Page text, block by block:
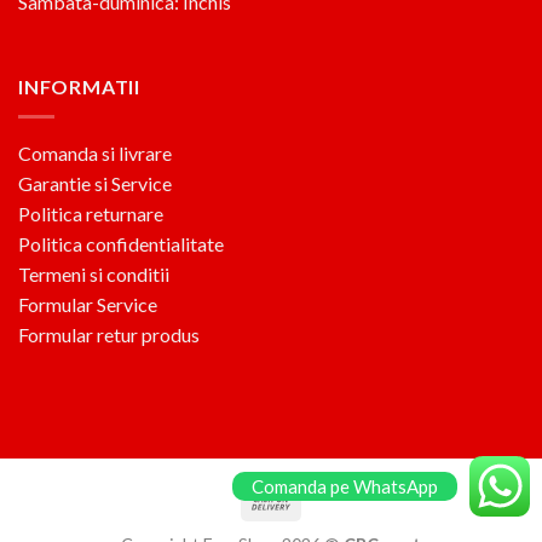
INFORMATII
Comanda si livrare
Garantie si Service
Politica returnare
Politica confidentialitate
Termeni si conditii
Formular Service
Formular retur produs
Comanda pe WhatsApp